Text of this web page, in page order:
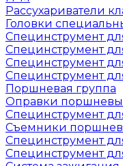
Рассухариватели
Головки
Специнструмент
Специнструмент
Специнструмент
Специнструмент
Поршневая группа
Оправки
Специнструмент
Съемники
Специнструмент
Специнструмент